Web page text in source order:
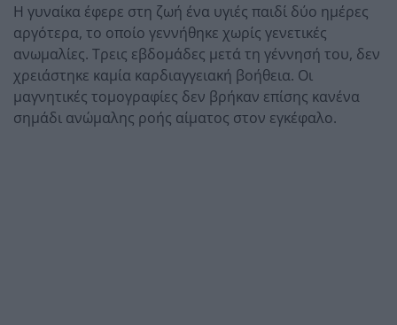
Η γυναίκα έφερε στη ζωή ένα υγιές παιδί δύο ημέρες
αργότερα, το οποίο γεννήθηκε χωρίς γενετικές
ανωμαλίες. Τρεις εβδομάδες μετά τη γέννησή του, δεν
χρειάστηκε καμία καρδιαγγειακή βοήθεια. Οι
μαγνητικές τομογραφίες δεν βρήκαν επίσης κανένα
σημάδι ανώμαλης ροής αίματος στον εγκέφαλο.